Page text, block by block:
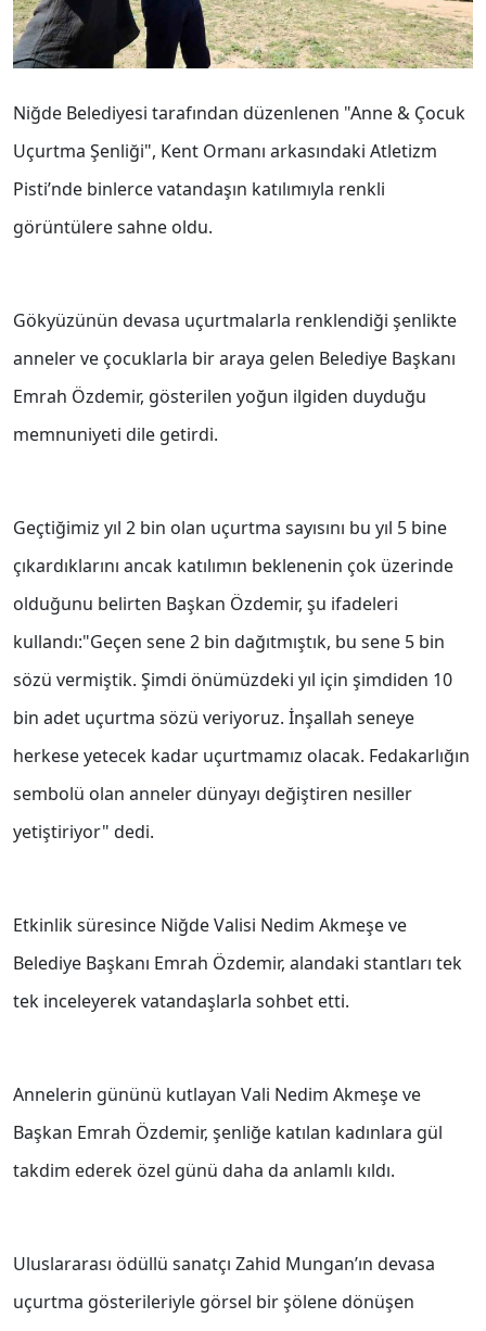
Niğde Belediyesi tarafından düzenlenen "Anne & Çocuk
Uçurtma Şenliği", Kent Ormanı arkasındaki Atletizm
Pisti’nde binlerce vatandaşın katılımıyla renkli
görüntülere sahne oldu.
Gökyüzünün devasa uçurtmalarla renklendiği şenlikte
anneler ve çocuklarla bir araya gelen Belediye Başkanı
Emrah Özdemir, gösterilen yoğun ilgiden duyduğu
memnuniyeti dile getirdi.
Geçtiğimiz yıl 2 bin olan uçurtma sayısını bu yıl 5 bine
çıkardıklarını ancak katılımın beklenenin çok üzerinde
olduğunu belirten Başkan Özdemir, şu ifadeleri
kullandı:"Geçen sene 2 bin dağıtmıştık, bu sene 5 bin
sözü vermiştik. Şimdi önümüzdeki yıl için şimdiden 10
bin adet uçurtma sözü veriyoruz. İnşallah seneye
herkese yetecek kadar uçurtmamız olacak. Fedakarlığın
sembolü olan anneler dünyayı değiştiren nesiller
yetiştiriyor" dedi.
Etkinlik süresince Niğde Valisi Nedim Akmeşe ve
Belediye Başkanı Emrah Özdemir, alandaki stantları tek
tek inceleyerek vatandaşlarla sohbet etti.
Annelerin gününü kutlayan Vali Nedim Akmeşe ve
Başkan Emrah Özdemir, şenliğe katılan kadınlara gül
takdim ederek özel günü daha da anlamlı kıldı.
Uluslararası ödüllü sanatçı Zahid Mungan’ın devasa
uçurtma gösterileriyle görsel bir şölene dönüşen